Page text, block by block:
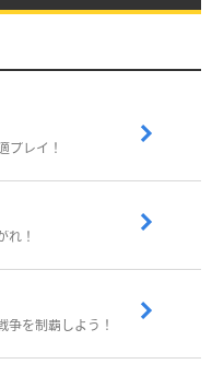
プレイ！
れ！
を制覇しよう！